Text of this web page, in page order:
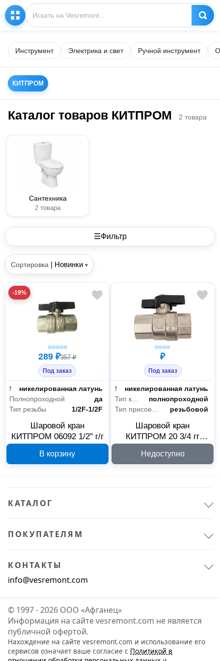
Инструмент Электрика и свет Ручной инструмент
КИТПРОМ
Каталог товаров КИТПРОМ 2 товара
Сантехника
2 товара
☰Фильтр
Сортировка | Новинки ▾
-19%
289 ₽357 ₽
Под заказ
Материалникелированная латунь
Полнопроходной
да
Тип резьбы
1/2F-1/2F
Шаровой кран
КИТПРОМ 06092 1/2" г/г
В корзину
₽
Под заказ
Материалникелированная латунь
Тип крана
полнопроходной
резьбовой
Шаровой кран
КИТПРОМ 20 3/4 гг
Недоступно
КАТАЛОГ
ПОКУПАТЕЛЯМ
КОНТАКТЫ
info@vesremont.com
© 1997 - 2026 ООО «Афганец»
Информация на сайте vesremont.com не является
публичной офертой.
Нахождение на сайте vesremont.com и использование его
сервисов означает ваше согласие с Политикой в